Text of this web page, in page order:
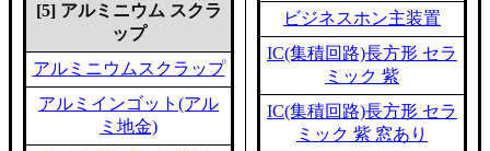
[5] アルミニウム スクラ
ップ
アルミニウムスクラップ
アルミインゴット(アル
ミ地金)
ビジネスホン主装置
IC(集積回路)長方形 セラ
ミック 紫
IC(集積回路)長方形 セラ
ミック 紫 窓あり